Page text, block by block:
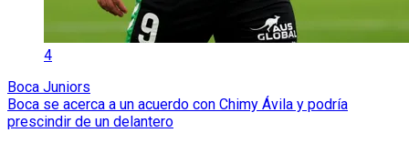
4
Boca Juniors
Boca se acerca a un acuerdo con Chimy Ávila y podría
prescindir de un delantero